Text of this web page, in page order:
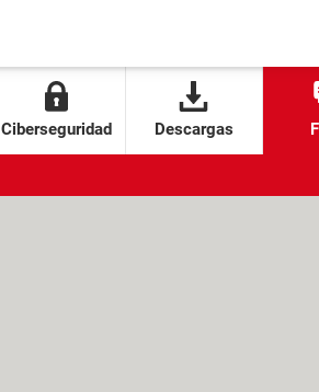
Ciberseguridad Descargas